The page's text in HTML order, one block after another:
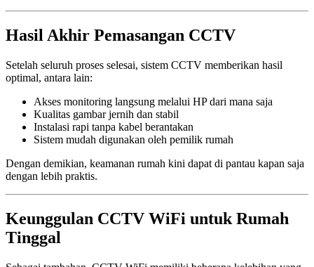
Hasil Akhir Pemasangan CCTV
Setelah seluruh proses selesai, sistem CCTV memberikan hasil
optimal, antara lain:
Akses monitoring langsung melalui HP dari mana saja
Kualitas gambar jernih dan stabil
Instalasi rapi tanpa kabel berantakan
Sistem mudah digunakan oleh pemilik rumah
Dengan demikian, keamanan rumah kini dapat di pantau kapan saja
dengan lebih praktis.
Keunggulan CCTV WiFi untuk Rumah
Tinggal